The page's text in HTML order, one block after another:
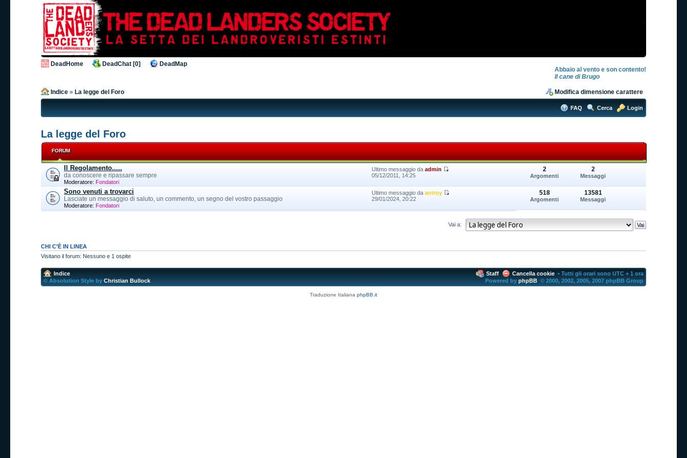
DeadHome DeadChat [0] DeadMap
Abbaio al vento e son contento!
Il cane di Brugo
Indice » La legge del Foro Modifica dimensione carattere
FAQ Cerca Login
La legge del Foro
FORUM
Il Regolamento.....
da conoscere e ripassare sempre
Moderatore: Fondatori
Ultimo messaggio da admin
05/12/2011, 14:25
2
Argomenti
2
Messaggi
Sono venuti a trovarci
Lasciate un messaggio di saluto, un commento, un segno del vostro passaggio
Moderatore: Fondatori
Ultimo messaggio da antroy
29/01/2024, 20:22
518
Argomenti
13581
Messaggi
Vai a:
CHI C’È IN LINEA
Visitano il forum: Nessuno e 1 ospite
Indice
© Absolution Style by Christian Bullock
Staff Cancella cookie • Tutti gli orari sono UTC + 1 ora
Powered by phpBB © 2000, 2002, 2005, 2007 phpBB Group
Traduzione Italiana phpBB.it